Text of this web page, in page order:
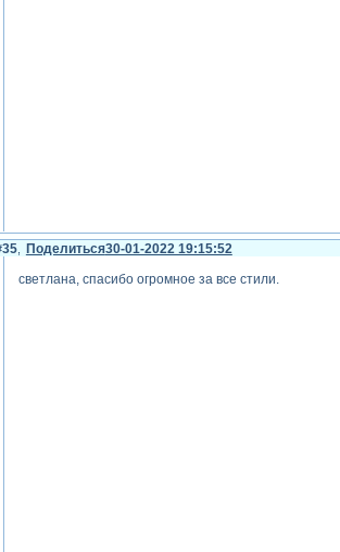
Поделиться
35 30-01-2022 19:15:52
светлана, спасибо огромное за все стили.